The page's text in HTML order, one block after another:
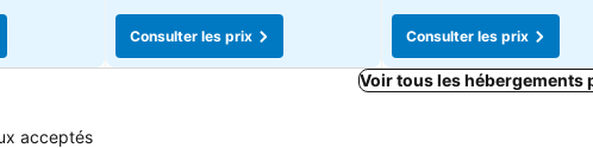
Consulter les prix Consulter les prix
Voir tous les hébergements
acceptés